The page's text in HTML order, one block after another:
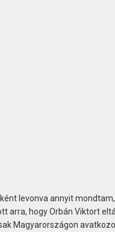
levonva annyit
arra, hogy Orbán Viktort
Magyarországon